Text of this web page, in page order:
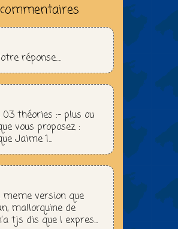
réponse….
théories :– plus ou
vous proposez :
Jaime 1...
meme version que
mallorquine de
tjs dis que l expres...